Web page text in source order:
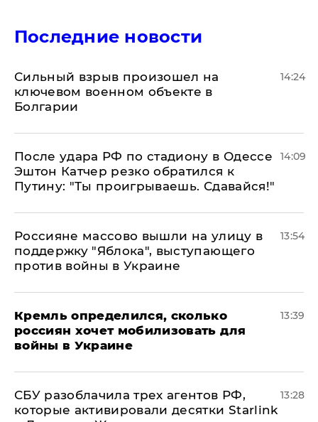
Последние новости
Сильный взрыв произошел на
ключевом военном объекте в
Болгарии
14:24
После удара РФ по стадиону в Одессе
Эштон Катчер резко обратился к
Путину: "Ты проигрываешь. Сдавайся!"
14:09
Россияне массово вышли на улицу в
поддержку "Яблока", выступающего
против войны в Украине
13:54
Кремль определился, сколько
россиян хочет мобилизовать для
войны в Украине
13:39
СБУ разоблачила трех агентов РФ,
которые активировали десятки Starlink
13:28